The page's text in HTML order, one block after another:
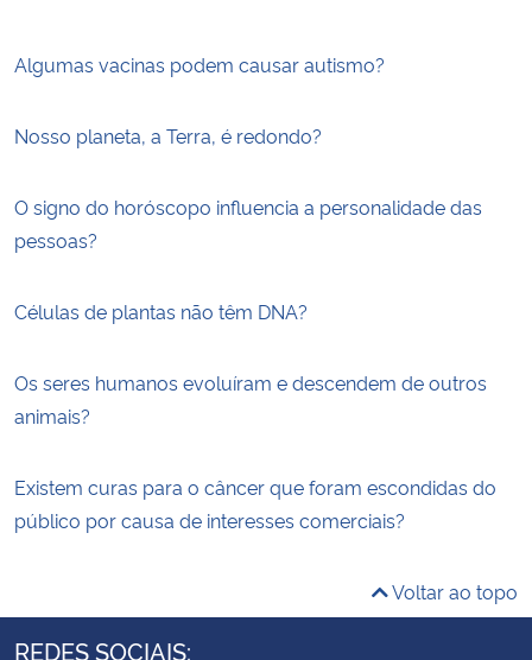
Algumas vacinas podem causar autismo?
Nosso planeta, a Terra, é redondo?
O signo do horóscopo influencia a personalidade das
pessoas?
Células de plantas não têm DNA?
Os seres humanos evoluíram e descendem de outros
animais?
Existem curas para o câncer que foram escondidas do
público por causa de interesses comerciais?
Voltar ao topo
REDES SOCIAIS: